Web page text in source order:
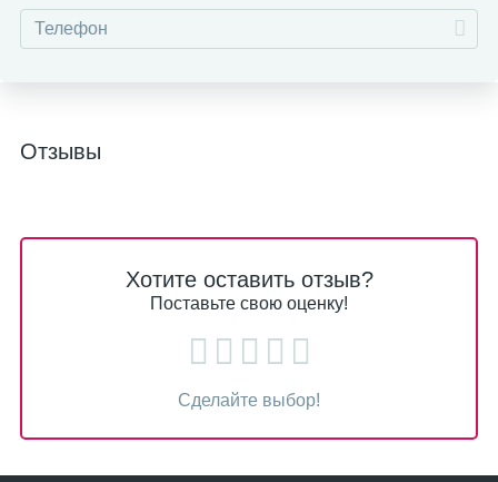
Отзывы
Хотите оставить отзыв?
Поставьте свою оценку!
Сделайте выбор!